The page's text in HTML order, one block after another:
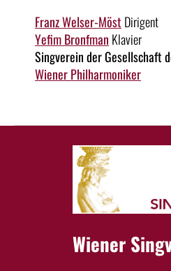
Franz Welser-Möst Dirigent
Yefim Bronfman Klavier
Singverein der Gesellschaft
Wiener Philharmoniker
Wiener